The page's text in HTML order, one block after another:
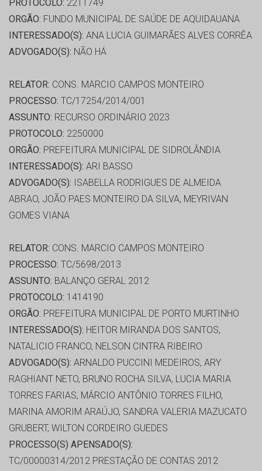
PROTOCOLO: 2211749
ORGÃO: FUNDO MUNICIPAL DE SAÚDE DE AQUIDAUANA
INTERESSADO(S): ANA LUCIA GUIMARÃES ALVES CORRÊA
ADVOGADO(S): NÃO HÁ
RELATOR: CONS. MARCIO CAMPOS MONTEIRO
PROCESSO: TC/17254/2014/001
ASSUNTO: RECURSO ORDINÁRIO 2023
PROTOCOLO: 2250000
ORGÃO: PREFEITURA MUNICIPAL DE SIDROLÂNDIA
INTERESSADO(S): ARI BASSO
ADVOGADO(S): ISABELLA RODRIGUES DE ALMEIDA
ABRAO, JOÃO PAES MONTEIRO DA SILVA, MEYRIVAN
GOMES VIANA
RELATOR: CONS. MARCIO CAMPOS MONTEIRO
PROCESSO: TC/5698/2013
ASSUNTO: BALANÇO GERAL 2012
PROTOCOLO: 1414190
ORGÃO: PREFEITURA MUNICIPAL DE PORTO MURTINHO
INTERESSADO(S): HEITOR MIRANDA DOS SANTOS,
NATALICIO FRANCO, NELSON CINTRA RIBEIRO
ADVOGADO(S): ARNALDO PUCCINI MEDEIROS, ARY
RAGHIANT NETO, BRUNO ROCHA SILVA, LUCIA MARIA
TORRES FARIAS, MÁRCIO ANTÔNIO TORRES FILHO,
MARINA AMORIM ARAÚJO, SANDRA VALERIA MAZUCATO
GRUBERT, WILTON CORDEIRO GUEDES
PROCESSO(S) APENSADO(S):
TC/00000314/2012 PRESTAÇÃO DE CONTAS 2012